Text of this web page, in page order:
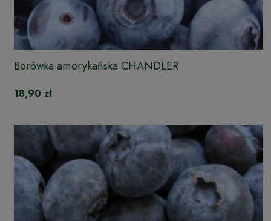
Borówka amerykańska CHANDLER
18,90 zł